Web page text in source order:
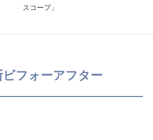
スコープ」
フォーアフター